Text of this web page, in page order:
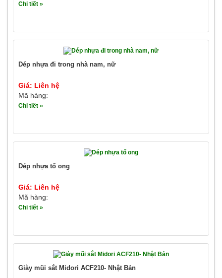
Chi tiết »
Dép nhựa đi trong nhà nam, nữ
Giá: Liên hệ
Mã hàng:
Chi tiết »
Dép nhựa tổ ong
Giá: Liên hệ
Mã hàng:
Chi tiết »
Giày mũi sắt Midori ACF210- Nhật Bản